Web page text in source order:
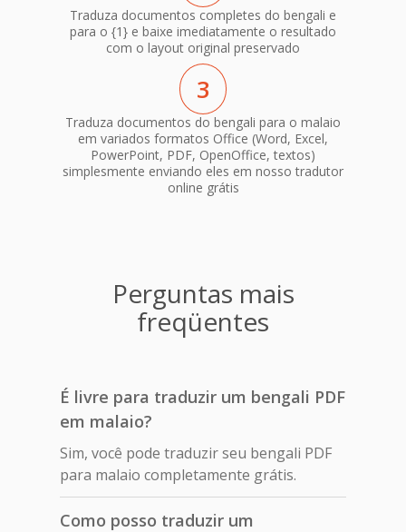
Traduza documentos completes do bengali e
para o {1} e baixe imediatamente o resultado
com o layout original preservado
3
Traduza documentos do bengali para o malaio
em variados formatos Office (Word, Excel,
PowerPoint, PDF, OpenOffice, textos)
simplesmente enviando eles em nosso tradutor
online grátis
Perguntas mais
freqüentes
É livre para traduzir um bengali PDF
em malaio?
Sim, você pode traduzir seu bengali PDF
para malaio completamente grátis.
Como posso traduzir um